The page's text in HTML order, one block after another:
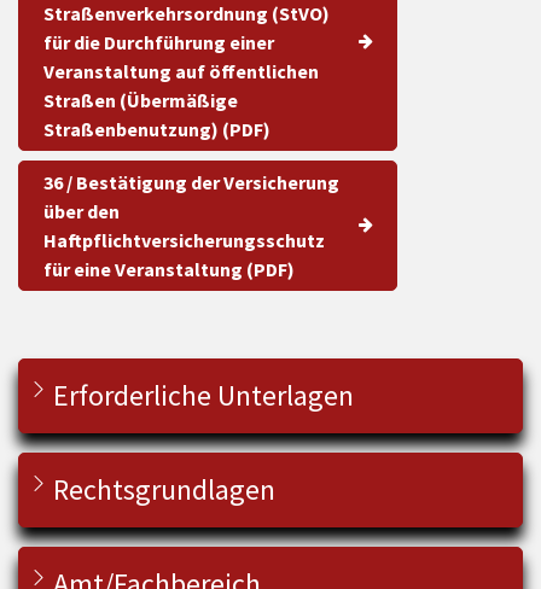
Straßenverkehrsordnung (StVO)
für die Durchführung einer
Veranstaltung auf öffentlichen
Straßen (Übermäßige
Straßenbenutzung) (PDF)
36 / Bestätigung der Versicherung
über den
Haftpflichtversicherungsschutz
für eine Veranstaltung (PDF)
Erforderliche Unterlagen
Rechtsgrundlagen